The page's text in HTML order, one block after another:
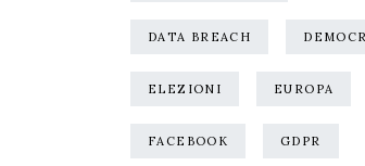
DATA BREACH
ELEZIONI EUROPA
FACEBOOK GDPR